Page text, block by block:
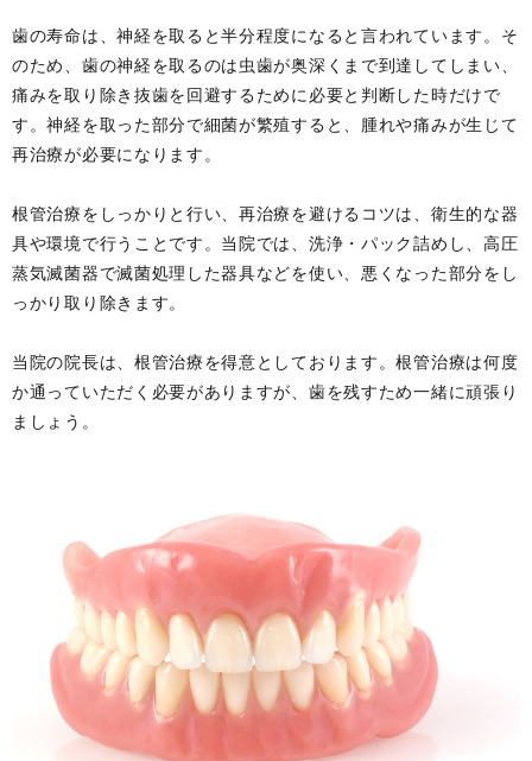
歯の寿命は、神経を取ると半分程度になると言われています。そ
のため、歯の神経を取るのは虫歯が奥深くまで到達してしまい、
痛みを取り除き抜歯を回避するために必要と判断した時だけで
す。神経を取った部分で細菌が繁殖すると、腫れや痛みが生じて
再治療が必要になります。
根管治療をしっかりと行い、再治療を避けるコツは、衛生的な器
具や環境で行うことです。当院では、洗浄・パック詰めし、高圧
蒸気滅菌器で滅菌処理した器具などを使い、悪くなった部分をし
っかり取り除きます。
当院の院長は、根管治療を得意としております。根管治療は何度
か通っていただく必要がありますが、歯を残すため一緒に頑張り
ましょう。